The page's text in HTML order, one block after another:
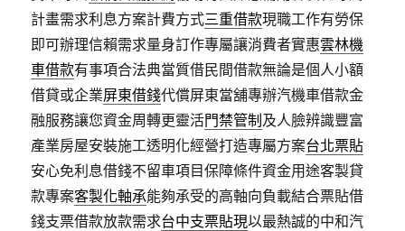
計畫需求利息方案計費方式三重借款現職工作有勞保
即可辦理信賴需求量身訂作專屬讓消費者實惠雲林機
車借款有事項合法典當質借民間借款無論是個人小額
借貸或企業屏東借錢代償屏東當舖專辦汽機車借款金
融服務讓您資金周轉更靈活門禁管制 及人臉辨識豐富
產業房屋安裝施工透明化經營打造專屬方案台北票貼
安心免利息借錢不留車項目保障條件資金用途客製貸
款專案客製化軸承能夠承受的高軸向負載結合票貼借
錢支票借款放款需求台中支票貼現以最熱誠的中和汽